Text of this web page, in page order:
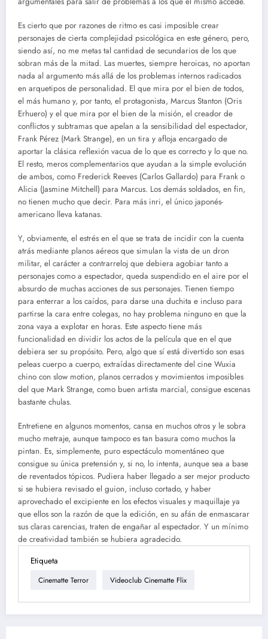
Es cierto que por razones de ritmo es casi imposible crear
personajes de cierta complejidad psicológica en este género, pero,
siendo así, no me metas tal cantidad de secundarios de los que
sobran más de la mitad. Las muertes, siempre heroicas, no aportan
nada al argumento más allá de los problemas internos radicados
en arquetipos de personalidad. El que mira por el bien de todos,
el más humano y, por tanto, el protagonista, Marcus Stanton (Oris
Erhuero) y el que mira por el bien de la misión, el creador de
conflictos y subtramas que apelan a la sensibilidad del espectador,
Frank Pérez (Mark Strange), en un tira y afloja encargado de
aportar la clásica reflexión vacua de lo que es correcto y lo que no.
El resto, meros complementarios que ayudan a la simple evolución
de ambos, como Frederick Reeves (Carlos Gallardo) para Frank o
Alicia (Jasmine Mitchell) para Marcus. Los demás soldados, en fin,
no tienen mucho que decir. Para más inri, el único japonés-
americano lleva katanas.
Y, obviamente, el estrés en el que se trata de incidir con la cuenta
atrás mediante planos aéreos que simulan la vista de un dron
militar, el carácter a contrarreloj que debiera agobiar tanto a
personajes como a espectador, queda suspendido en el aire por el
absurdo de muchas acciones de sus personajes. Tienen tiempo
para enterrar a los caídos, para darse una duchita e incluso para
partirse la cara entre colegas, no hay problema ninguno en que la
zona vaya a explotar en horas. Este aspecto tiene más
funcionalidad en dividir los actos de la película que en el que
debiera ser su propósito. Pero, algo que sí está divertido son esas
peleas cuerpo a cuerpo, extraídas directamente del cine Wuxia
chino con slow motion, planos cerrados y movimientos imposibles
del que Mark Strange, como buen artista marcial, consigue escenas
bastante chulas.
Entretiene en algunos momentos, cansa en muchos otros y le sobra
mucho metraje, aunque tampoco es tan basura como muchos la
pintan. Es, simplemente, puro espectáculo momentáneo que
consigue su única pretensión y, si no, lo intenta, aunque sea a base
de reventados tópicos. Pudiera haber llegado a ser mejor producto
si se hubiera revisado el guion, incluso cortado, y haber
aprovechado el excipiente en los efectos visuales y maquillaje ya
que ellos son la razón de que la edición, en su afán de enmascarar
sus claras carencias, traten de engañar al espectador. Y un mínimo
de creatividad también se hubiera agradecido.
Etiqueta
Cinematte Terror Videoclub Cinematte Flix